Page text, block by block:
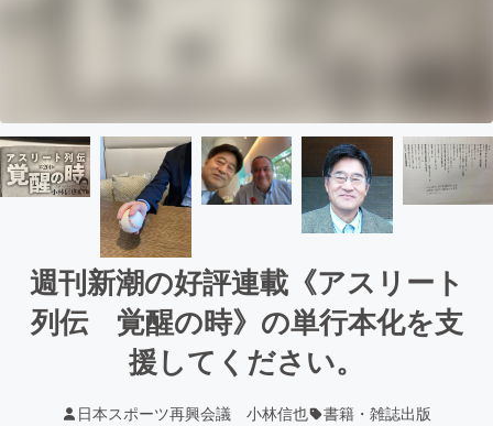
週刊新潮の好評連載《アスリート
列伝 覚醒の時》の単行本化を支
援してください。
日本スポーツ再興会議 小林信也 書籍・雑誌出版